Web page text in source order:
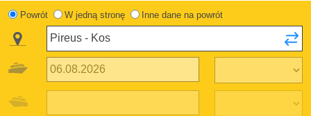
Powrót W jedną stronę Inne dane na powrót